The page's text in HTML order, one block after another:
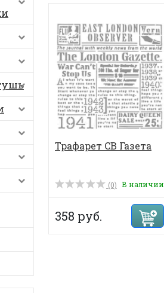
Трафарет CB Газета
(0) В наличии
358 руб.